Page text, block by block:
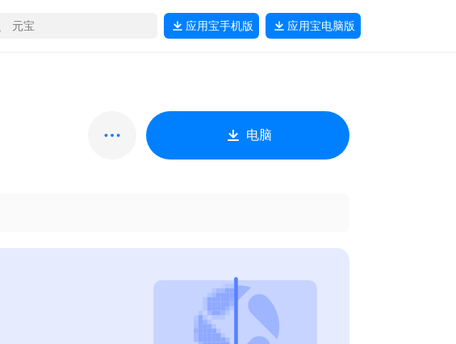
应用宝手机版 应用宝电脑版
电脑